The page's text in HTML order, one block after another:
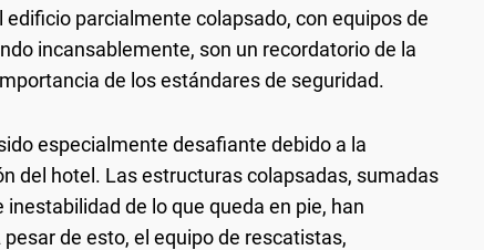
parcialmente colapsado, con equipos de
incansablemente, son un recordatorio de la
de los estándares de seguridad.
especialmente desafiante debido a la
del hotel. Las estructuras colapsadas, sumadas
de lo que queda en pie, han
de esto, el equipo de rescatistas,